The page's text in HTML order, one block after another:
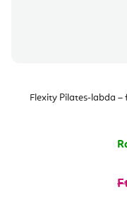
Flexity Pilates-labda